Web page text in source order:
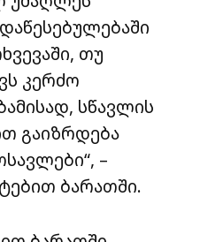
თუ
კერძო
სწავლის
გაიზრდება
–
ბარათში.